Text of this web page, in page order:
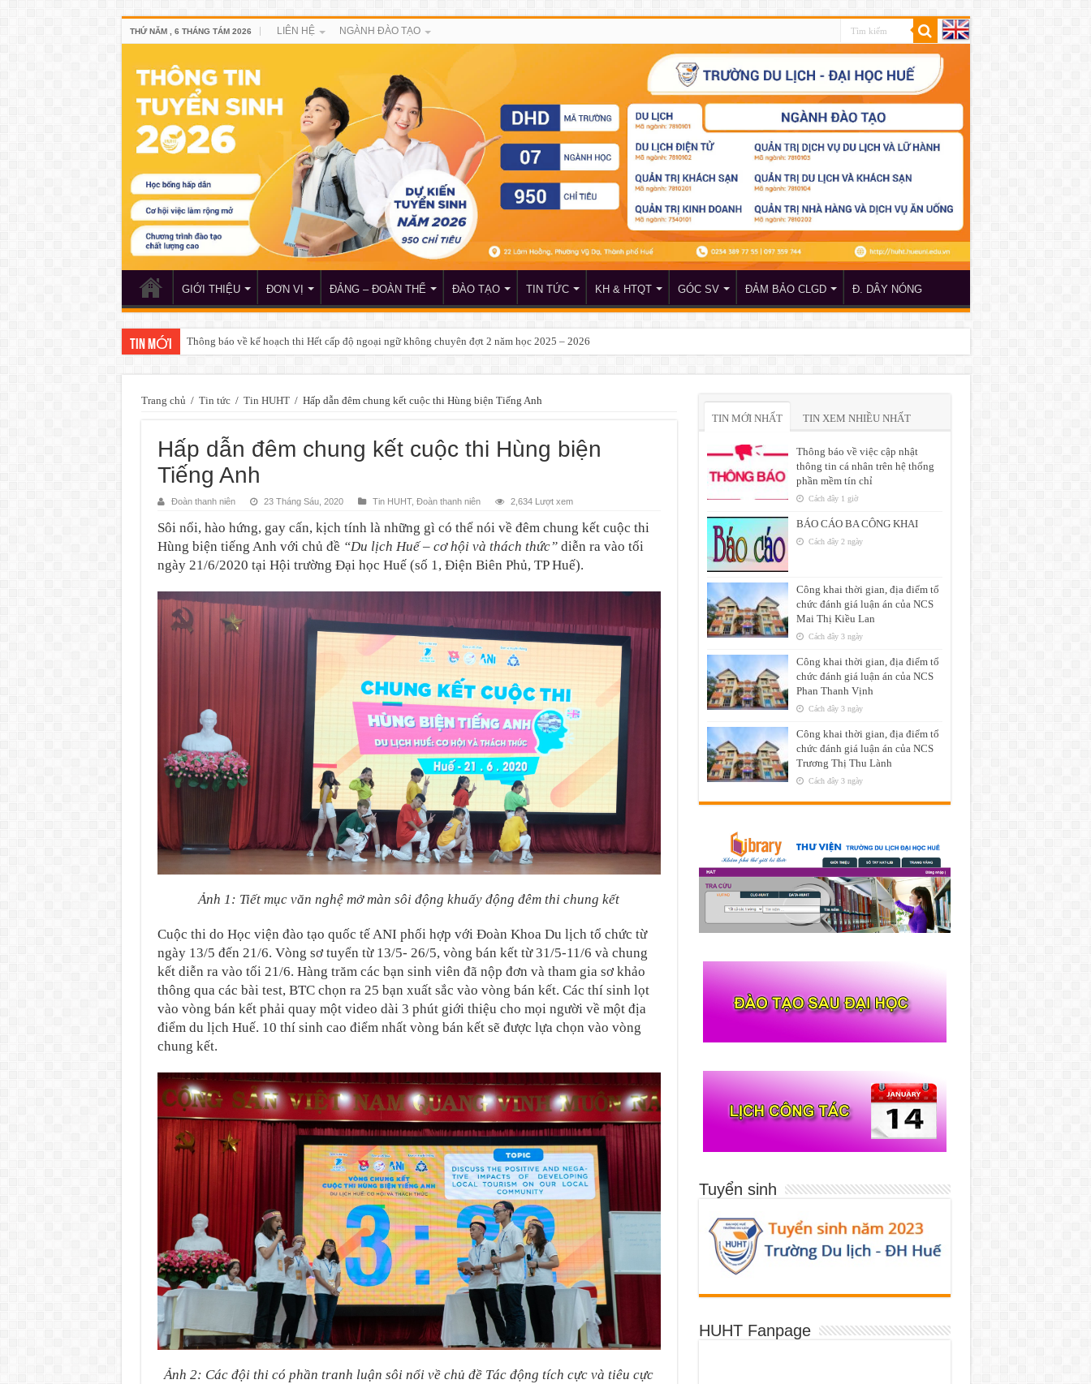
THỨ NĂM , 6 THÁNG TÁM 2026 LIÊN HỆ NGÀNH ĐÀO TẠO
GIỚI THIỆU ĐƠN VỊ ĐẢNG – ĐOÀN THỂ ĐÀO TẠO TIN TỨC KH & HTQT GÓC SV ĐẢM BẢO CLGD Đ. DÂY NÓNG
TIN MỚI Kết quả môn học giáo dục quốc phòng và an ninh khóa 254
Trang chủ / Tin tức / Tin HUHT / Hấp dẫn đêm chung kết cuộc thi Hùng biện Tiếng Anh
Hấp dẫn đêm chung kết cuộc thi Hùng biện
Tiếng Anh
Đoàn thanh niên 23 Tháng Sáu, 2020 Tin HUHT, Đoàn thanh niên 2,634 Lượt xem
Sôi nổi, hào hứng, gay cấn, kịch tính là những gì có thể nói về đêm chung kết cuộc thi
Hùng biện tiếng Anh với chủ đề “Du lịch Huế – cơ hội và thách thức”diễn ra vào tối
ngày 21/6/2020 tại Hội trường Đại học Huế (số 1, Điện Biên Phủ, TP Huế).
Ảnh 1: Tiết mục văn nghệ mở màn sôi động khuấy động đêm thi chung kết
Cuộc thi do Học viện đào tạo quốc tế ANI phối hợp với Đoàn Khoa Du lịch tổ chức từ
ngày 13/5 đến 21/6. Vòng sơ tuyển từ 13/5- 26/5, vòng bán kết từ 31/5-11/6 và chung
kết diễn ra vào tối 21/6. Hàng trăm các bạn sinh viên đã nộp đơn và tham gia sơ khảo
thông qua các bài test, BTC chọn ra 25 bạn xuất sắc vào vòng bán kết. Các thí sinh lọt
vào vòng bán kết phải quay một video dài 3 phút giới thiệu cho mọi người về một địa
điểm du lịch Huế. 10 thí sinh cao điểm nhất vòng bán kết sẽ được lựa chọn vào vòng
chung kết.
Ảnh 2: Các đội thi có phần tranh luận sôi nổi về chủ đề Tác động tích cực và tiêu cực
TIN MỚI NHẤT TIN XEM NHIỀU NHẤT
Thông báo về việc cập nhật
thông tin cá nhân trên hệ thống
phần mềm tín chỉ
Cách đây 1 giờ
BÁO CÁO BA CÔNG KHAI
Cách đây 2 ngày
Công khai thời gian, địa điểm tổ
chức đánh giá luận án của NCS
Mai Thị Kiều Lan
Cách đây 3 ngày
Công khai thời gian, địa điểm tổ
chức đánh giá luận án của NCS
Phan Thanh Vịnh
Cách đây 3 ngày
Công khai thời gian, địa điểm tổ
chức đánh giá luận án của NCS
Trương Thị Thu Lành
Cách đây 3 ngày
Tuyển sinh
HUHT Fanpage